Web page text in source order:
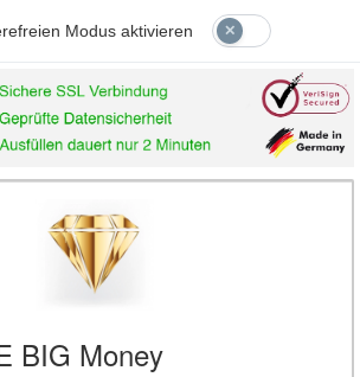
Modus aktivieren
BIG Money